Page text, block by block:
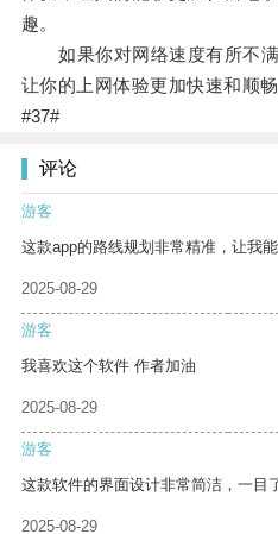
趣。
如果你对网络速度有所不满
让你的上网体验更加快速和顺畅
#37#
评论
游客
这款app的路线规划非常精准，让我
2025-08-29
游客
我喜欢这个软件 作者加油
2025-08-29
游客
这款软件的界面设计非常简洁，一目
2025-08-29